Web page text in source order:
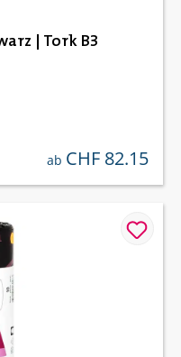
| Tork B3
regulärer preis:
ab CHF 82.15